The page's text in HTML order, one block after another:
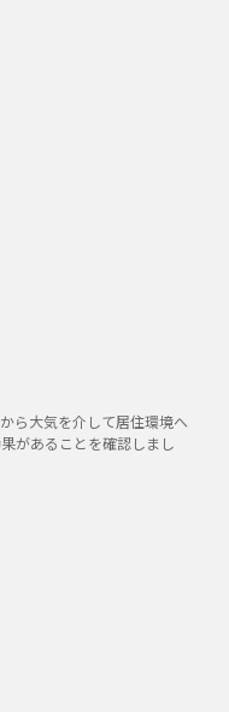
ら大気を介して居住環境へ
があることを確認しまし